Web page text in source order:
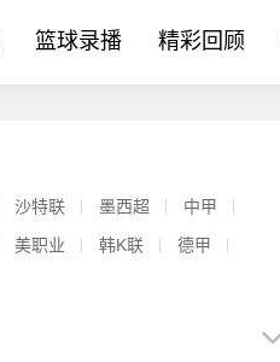
篮球录播 精彩回顾
沙特联 墨西超
中甲
美职业 韩K联
德甲